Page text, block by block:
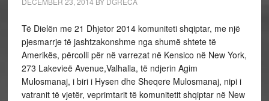
Të Dielën me 21 Dhjetor 2014 komuniteti shqiptar, me një
pjesmarrje të jashtzakonshme nga shumë shtete të
Amerikës, përcolli për në varrezat në Kensico në New York,
273 Lakevieë Avenue,Valhalla, të ndjerin Agim
Mulosmanaj, i biri i Hysen dhe Sheqere Mulosmanaj, nipi i
vatranit të vjetër, veprimtarit të komunitetit shqiptar në New